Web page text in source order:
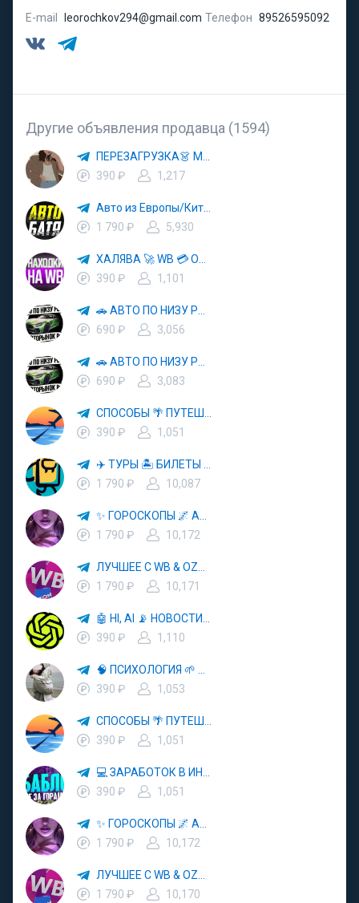
E-mail leorochkov294@gmail.com Телефон 89526595092
Другие объявления продавца (1594)
390 ₽
1,217
1 790 ₽
5,930
390 ₽
1,101
690 ₽
3,056
690 ₽
3,083
390 ₽
1,051
1 790 ₽
10,087
1 790 ₽
10,172
1 790 ₽
10,171
390 ₽
1,110
390 ₽
1,053
390 ₽
1,051
390 ₽
1,051
1 790 ₽
10,172
1 790 ₽
10,170